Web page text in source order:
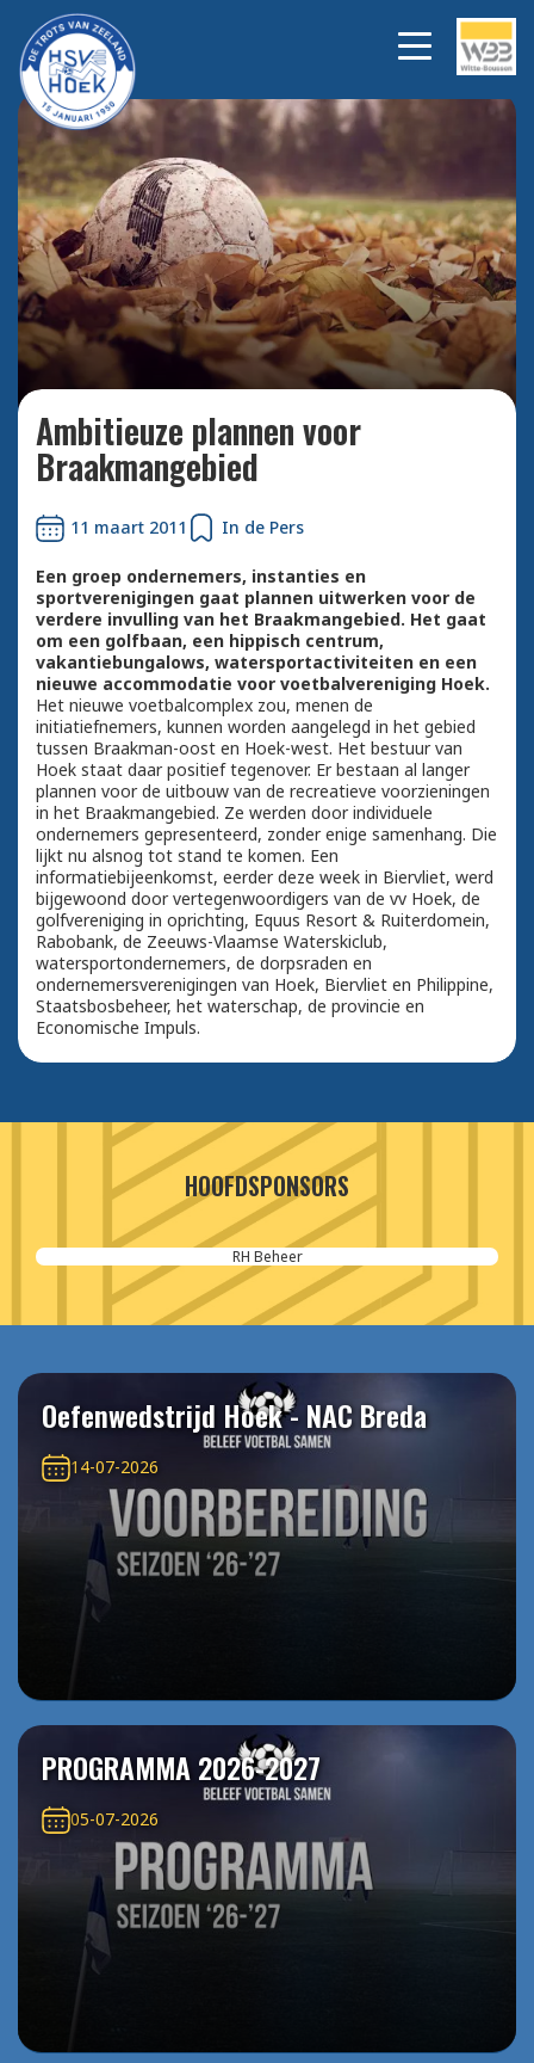
Bekijk alle foto's
Ambitieuze plannen voor
Braakmangebied
11 maart 2011 In de Pers
Een groep ondernemers, instanties en
sportverenigingen gaat plannen uitwerken voor de
verdere invulling van het Braakmangebied. Het gaat
om een golfbaan, een hippisch centrum,
vakantiebungalows, watersportactiviteiten en een
nieuwe accommodatie voor voetbalvereniging Hoek.
Het nieuwe voetbalcomplex zou, menen de
initiatiefnemers, kunnen worden aangelegd in het gebied
tussen Braakman-oost en Hoek-west. Het bestuur van
Hoek staat daar positief tegenover. Er bestaan al langer
plannen voor de uitbouw van de recreatieve voorzieningen
in het Braakmangebied. Ze werden door individuele
ondernemers gepresenteerd, zonder enige samenhang. Die
lijkt nu alsnog tot stand te komen. Een
informatiebijeenkomst, eerder deze week in Biervliet, werd
bijgewoond door vertegenwoordigers van de vv Hoek, de
golfvereniging in oprichting, Equus Resort & Ruiterdomein,
Rabobank, de Zeeuws-Vlaamse Waterskiclub,
watersportondernemers, de dorpsraden en
ondernemersverenigingen van Hoek, Biervliet en Philippine,
Staatsbosbeheer, het waterschap, de provincie en
Economische Impuls.
HOOFDSPONSORS
RH Beheer
Oefenwedstrijd Hoek - NAC Breda
14-07-2026
PROGRAMMA 2026-2027
05-07-2026